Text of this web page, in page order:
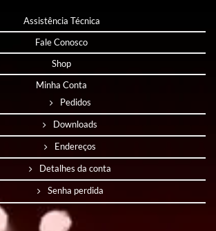
Assistência Técnica
Fale Conosco
Shop
Minha Conta
Pedidos
Downloads
Endereços
Detalhes da conta
Senha perdida